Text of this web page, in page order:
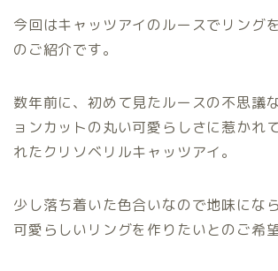
今回はキャッツアイのルースでリング
のご紹介です。
数年前に、初めて見たルースの不思議
ョンカットの丸い可愛らしさに惹かれ
れたクリソベリルキャッツアイ。
少し落ち着いた色合いなので地味にな
可愛らしいリングを作りたいとのご希望